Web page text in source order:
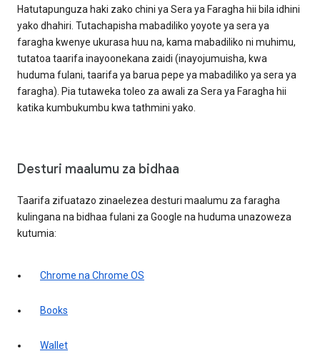
Hatutapunguza haki zako chini ya Sera ya Faragha hii bila idhini
yako dhahiri. Tutachapisha mabadiliko yoyote ya sera ya
faragha kwenye ukurasa huu na, kama mabadiliko ni muhimu,
tutatoa taarifa inayoonekana zaidi (inayojumuisha, kwa
huduma fulani, taarifa ya barua pepe ya mabadiliko ya sera ya
faragha). Pia tutaweka toleo za awali za Sera ya Faragha hii
katika kumbukumbu kwa tathmini yako.
Desturi maalumu za bidhaa
Taarifa zifuatazo zinaelezea desturi maalumu za faragha
kulingana na bidhaa fulani za Google na huduma unazoweza
kutumia:
Chrome na Chrome OS
Books
Wallet